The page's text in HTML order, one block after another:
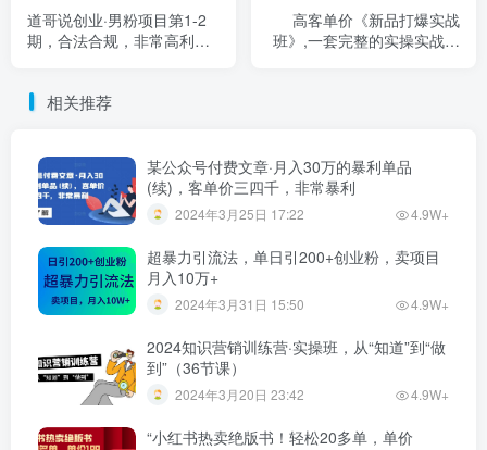
道哥说创业·男粉项目第1-2
期，合法合规，非常高利润
高客单价《新品打爆实战
班》,一套完整的实操实战落
相关推荐
某公众号付费文章·月入30万的暴利单品
(续)，客单价三四千，非常暴利
2024年3月25日 17:22 4.9W+
超暴力引流法，单日引200+创业粉，卖项目
月入10万+
2024年3月31日 15:50 4.9W+
2024知识营销训练营·实操班，从“知道”到“做
到”（36节课）
2024年3月20日 23:42 4.9W+
“小红书热卖绝版书！轻松20多单，单价